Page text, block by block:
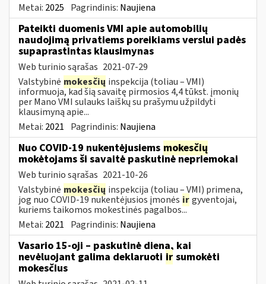
Metai: 2025 Pagrindinis: Naujiena
Pateikti duomenis VMI apie automobilių
naudojimą privatiems poreikiams verslui padės
supaprastintas klausimynas
Web turinio sąrašas 2021-07-29
Valstybinė mokesčių inspekcija (toliau – VMI)
informuoja, kad šią savaitę pirmosios 4,4 tūkst. įmonių
per Mano VMI sulauks laiškų su prašymu užpildyti
klausimyną apie...
Metai: 2021 Pagrindinis: Naujiena
Nuo COVID-19 nukentėjusiems mokesčių
mokėtojams ši savaitė paskutinė nepriemokai
Web turinio sąrašas 2021-10-26
Valstybinė mokesčių inspekcija (toliau – VMI) primena,
jog nuo COVID-19 nukentėjusios įmonės irgyventojai,
kuriems taikomos mokestinės pagalbos...
Metai: 2021 Pagrindinis: Naujiena
Vasario 15-oji – paskutinė diena, kai
nevėluojant galima deklaruoti ir sumokėti
mokesčius